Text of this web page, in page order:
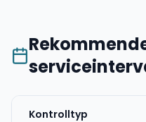
Kontrolltyp